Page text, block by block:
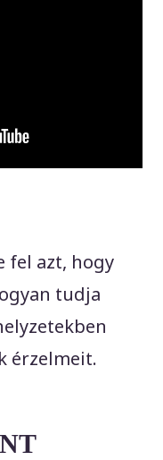
fel azt, hogy
tudja
érzelmeit.